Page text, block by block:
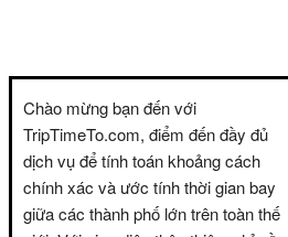
Chào mừng bạn đến với
TripTimeTo.com, điểm đến đầy đủ
dịch vụ để tính toán khoảng cách
chính xác và ước tính thời gian bay
giữa các thành phố lớn trên toàn thế